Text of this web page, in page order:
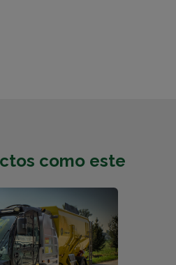
como este